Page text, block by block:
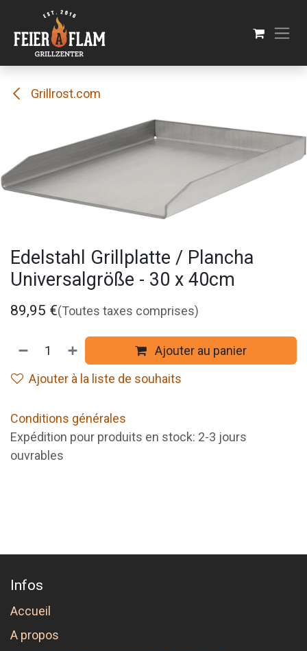
Se rendre au contenu
Grillrost.com
Edelstahl Grillplatte / Plancha
Universalgröße - 30 x 40cm
89,95 €(Toutes taxes comprises)
Ajouter au panier
Ajouter à la liste de souhaits
Conditions générales
Expédition pour produits en stock: 2-3 jours
ouvrables
Infos
Accueil
A propos